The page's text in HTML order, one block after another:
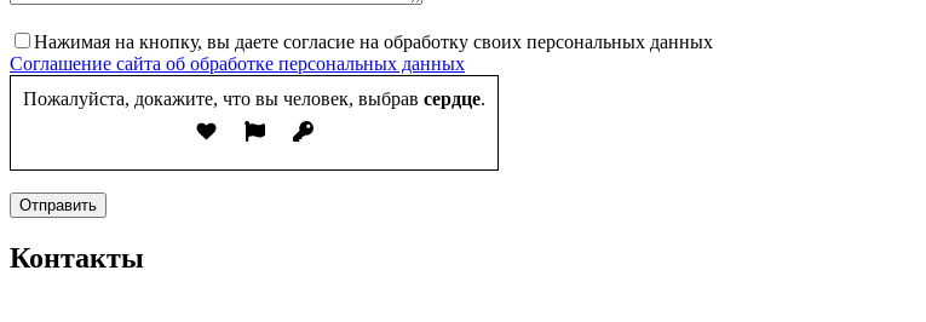
Нажимая на кнопку, вы даете согласие на обработку своих персональных данных
Соглашение сайта об обработке персональных данных
Пожалуйста, докажите, что вы человек, выбрав сердце.
Отправить
Контакты